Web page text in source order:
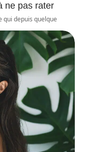
ne pas rater
qui depuis quelque